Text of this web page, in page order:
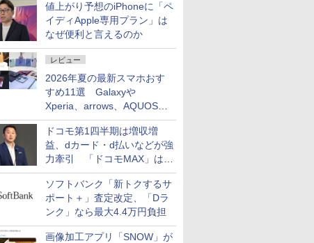
値上がり予想のiPhoneに「ペ
イディApple専用プラン」は
なぜ便利と言えるのか
レビュー
2026年夏の最新スマホおす
すめ11選 Galaxyや
Xperia、arrows、AQUOSな
ど注目機種の特徴は
ドコモ第1四半期は増収増
益、dカード・d払いなどが強
力牽引 「ドコモMAX」は
400万契約突破
ソフトバンク「新トクするサ
ポート＋」査定改定、「Dラ
ンク」なら最大4.4万円負担
画像加工アプリ「SNOW」が